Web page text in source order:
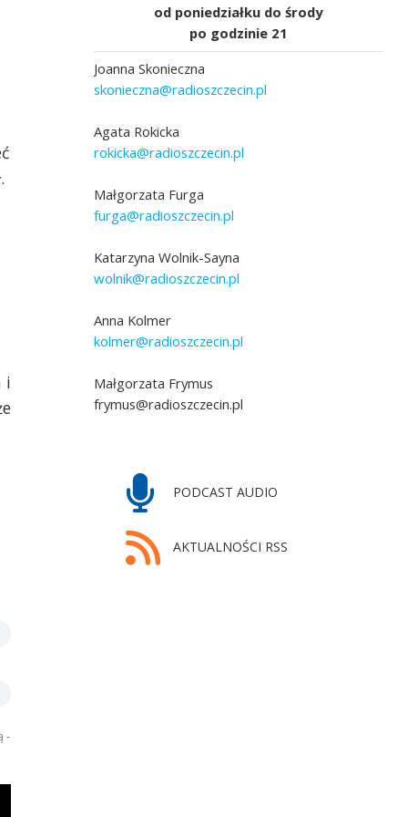
i
-
od poniedziałku do środy
po godzinie 21
Joanna Skonieczna
skonieczna@radioszczecin.pl
Agata Rokicka
rokicka@radioszczecin.pl
Małgorzata Furga
furga@radioszczecin.pl
Katarzyna Wolnik-Sayna
wolnik@radioszczecin.pl
Anna Kolmer
kolmer@radioszczecin.pl
Małgorzata Frymus
frymus@radioszczecin.pl
PODCAST AUDIO
AKTUALNOŚCI RSS